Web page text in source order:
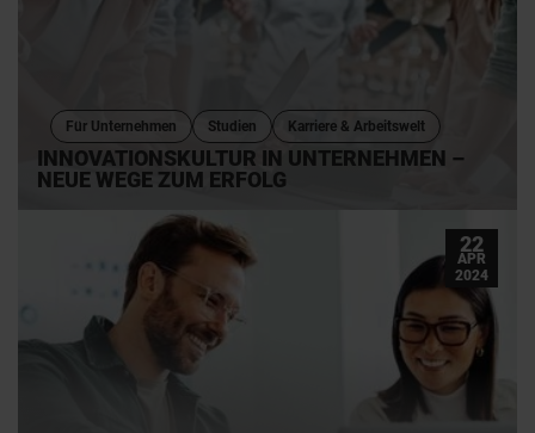
Karriere & Arbeitswelt
Studien
Für Unternehmen
INNOVATIONSKULTUR IN UNTERNEHMEN –
NEUE WEGE ZUM ERFOLG
22
APR
2024